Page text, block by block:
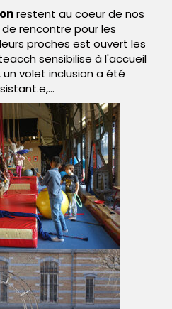
restent au coeur de nos
rencontre pour les
proches est ouvert les
sensibilise à l'accueil
volet inclusion a été